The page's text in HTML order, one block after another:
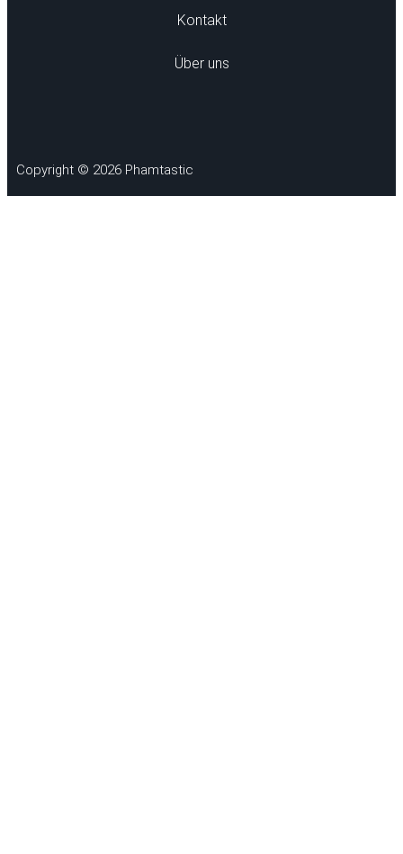
Kontakt
Über uns
Copyright © 2026 Phamtastic